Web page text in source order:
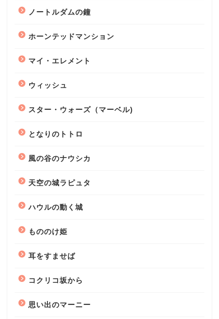
ノートルダムの鐘
ホーンテッドマンション
マイ・エレメント
ウィッシュ
スター・ウォーズ（マーベル)
となりのトトロ
風の谷のナウシカ
天空の城ラピュタ
ハウルの動く城
もののけ姫
耳をすませば
コクリコ坂から
思い出のマーニー